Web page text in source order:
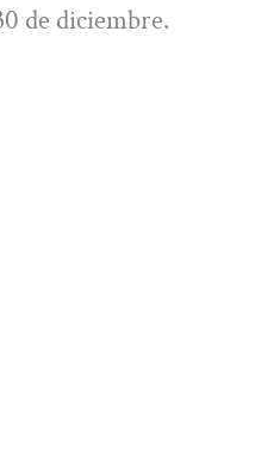
de diciembre.